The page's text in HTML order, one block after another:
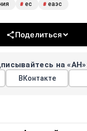
# ес # еаэс
Поделиться
на
ВКонтакте